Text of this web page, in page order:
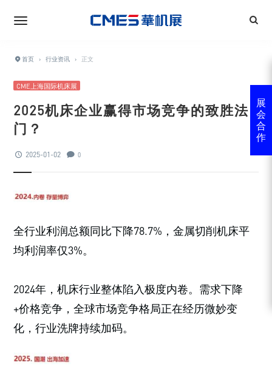
首页 › 行业资讯 › 正文
CME上海国际机床展
2025机床企业赢得市场竞争的致胜法
门？
2025-01-02 0
全行业利润总额同比下降78.7%，金属切削机床平
均利润率仅3%。
2024年，机床行业整体陷入极度内卷。需求下降
+价格竞争，全球市场竞争格局正在经历微妙变
化，行业洗牌持续加码。
展
会
合
作